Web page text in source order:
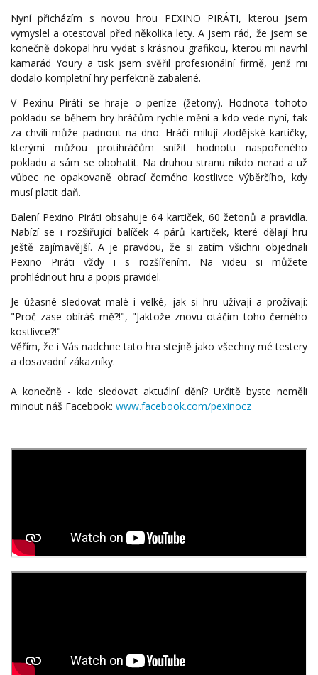
Nyní přicházím s novou hrou PEXINO PIRÁTI, kterou jsem
vymyslel a otestoval před několika lety. A jsem rád, že jsem se
konečně dokopal hru vydat s krásnou grafikou, kterou mi navrhl
kamarád Youry a tisk jsem svěřil profesionální firmě, jenž mi
dodalo kompletní hry perfektně zabalené.
V Pexinu Piráti se hraje o peníze (žetony). Hodnota tohoto
pokladu se během hry hráčům rychle mění a kdo vede nyní, tak
za chvíli může padnout na dno. Hráči milují zlodějské kartičky,
kterými můžou protihráčům snížit hodnotu naspořeného
pokladu a sám se obohatit. Na druhou stranu nikdo nerad a už
vůbec ne opakovaně obrací černého kostlivce Výběrčího, kdy
musí platit daň.
Balení Pexino Piráti obsahuje 64 kartiček, 60 žetonů a pravidla.
Nabízí se i rozšiřující balíček 4 párů kartiček, které dělají hru
ještě zajímavější. A je pravdou, že si zatím všichni objednali
Pexino Piráti vždy i s rozšířením. Na videu si můžete
prohlédnout hru a popis pravidel.
Je úžasné sledovat malé i velké, jak si hru užívají a prožívají:
"Proč zase obíráš mě?!", "Jaktože znovu otáčím toho černého
kostlivce?!"
Věřím, že i Vás nadchne tato hra stejně jako všechny mé testery
a dosavadní zákazníky.
A konečně - kde sledovat aktuální dění? Určitě byste neměli
minout náš Facebook: www.facebook.com/pexinocz